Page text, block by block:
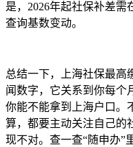
是，2026年起社保补差需
查询基数变动。
总结一下，上海社保最高
闻数字，它关系到你每个
你能不能拿到上海户口。
算，都要主动关注自己的
现不对。查一查“随申办”